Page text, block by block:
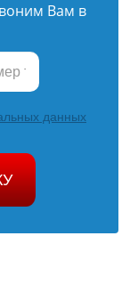
Вам в
данных